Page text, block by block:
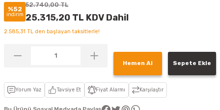
%52
indirim
52.740,00 TL
25.315,20 TL KDV Dahil
2.585,31 TL den başlayan taksitlerle!
Hemen Al Sepete Ekle
Yorum Yaz Tavsiye Et Fiyat Alarmı Karşılaştır